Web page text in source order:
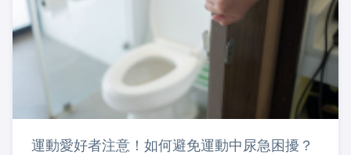
運動愛好者注意！如何避免運動中尿急困擾？